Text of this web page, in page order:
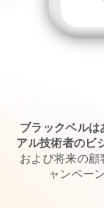
ブラックベル
アル技術者のビ
および将来の
ャンペー